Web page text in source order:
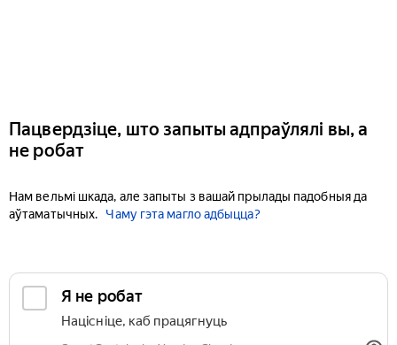
Пацвердзіце, што запыты адпраўлялі вы, а
не робат
Нам вельмі шкада, але запыты з вашай прылады падобныя да
аўтаматычных.
Чаму гэта магло адбыцца?
Я не робат
Націсніце, каб працягнуць